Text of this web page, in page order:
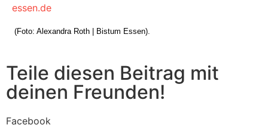
essen.de
(Foto: Alexandra Roth | Bistum Essen).
Teile diesen Beitrag mit
deinen Freunden!
Facebook